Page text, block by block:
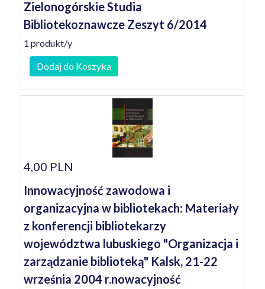
Zielonogórskie Studia
Bibliotekoznawcze Zeszyt 6/2014
1 produkt/y
Dodaj do Koszyka
4,00 PLN
Innowacyjność zawodowa i
organizacyjna w bibliotekach: Materiały
z konferencji bibliotekarzy
województwa lubuskiego "Organizacja i
zarządzanie biblioteką" Kalsk, 21-22
września 2004 r.nowacyjność